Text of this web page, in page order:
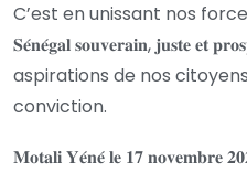
C’est en unissant nos
𝐒𝐞́𝐧𝐞́𝐠𝐚𝐥 𝐬𝐨𝐮𝐯𝐞𝐫𝐚𝐢𝐧, 𝐣𝐮𝐬𝐭𝐞 𝐞𝐭
aspirations de nos
conviction.
𝐌𝐨𝐭𝐚𝐥𝐢 𝐘𝐞́𝐧𝐞́ 𝐥𝐞 𝟏𝟕 𝐧𝐨𝐯𝐞𝐦𝐛𝐫𝐞